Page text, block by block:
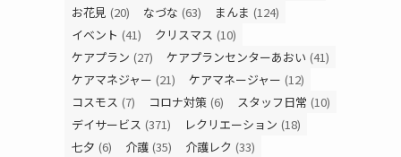
お花見 (20) なづな (63) まんま (124)
イベント (41) クリスマス (10)
ケアプラン (27) ケアプランセンターあおい (41)
ケアマネジャー (21) ケアマネージャー (12)
コスモス (7) コロナ対策 (6) スタッフ日常 (10)
デイサービス (371) レクリエーション (18)
七夕 (6) 介護 (35) 介護レク (33)